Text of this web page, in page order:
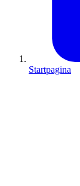
Startpagina